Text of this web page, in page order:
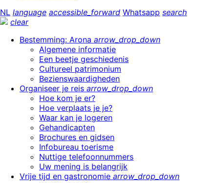
NL language accessible_forward Whatsapp search
clear
Bestemming: Arona arrow_drop_down
Algemene informatie
Een beetje geschiedenis
Cultureel patrimonium
Bezienswaardigheden
Organiseer je reis arrow_drop_down
Hoe kom je er?
Hoe verplaats je je?
Waar kan je logeren
Gehandicapten
Brochures en gidsen
Infobureau toerisme
Nuttige telefoonnummers
Uw mening is belangrijk
Vrije tijd en gastronomie arrow_drop_down